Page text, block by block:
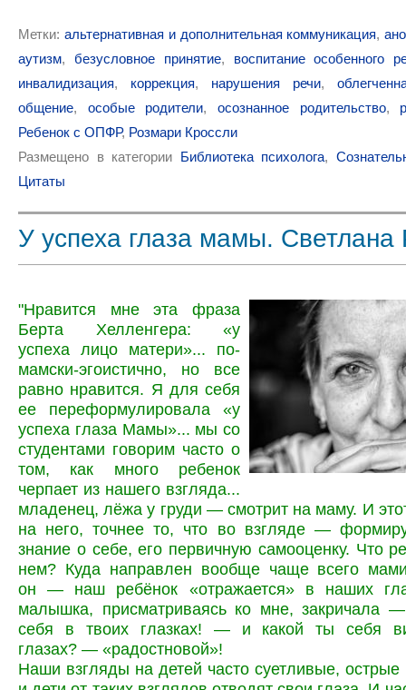
Метки: альтернативная и дополнительная коммуникация,
аутизм, безусловное принятие, воспитание особенного
инвалидизация, коррекция, нарушения речи,
общение, особые родители,осознанное родительство,
Ребенок с ОПФР, Розмари Кроссли
Размещено в категории Библиотека психолога,
Цитаты
У успеха глаза мамы. Светлана
"Нравится мне эта фраза
Берта Хелленгера: «у
успеха лицо матери»... по-
мамски-эгоистично, но все
равно нравится. Я для себя
ее переформулировала «у
успеха глаза Мамы»... мы со
студентами говорим часто о
том, как много ребенок
черпает из нашего взгляда...
младенец, лёжа у груди — смотрит на маму. И
на него, точнее то, что во взгляде —
знание о себе, его первичную самооценку. Что
нем? Куда направлен вообще чаще всего
он — наш ребёнок «отражается» в наших
малышка, присматриваясь ко мне, закричала
себя в твоих глазках! — и какой ты себя
глазах? — «радостновой»!
Наши взгляды на детей часто суетливые,